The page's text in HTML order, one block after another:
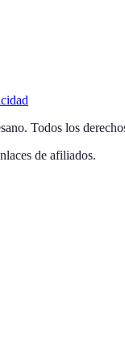
. Todos los
de afiliados.